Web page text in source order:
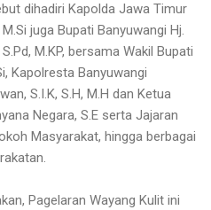
dihadiri Kapolda Jawa Timur
juga Bupati Banyuwangi Hj.
M.KP, bersama Wakil Bupati
Kapolresta Banyuwangi
S.I.K, S.H, M.H dan Ketua
Negara, S.E serta Jajaran
Masyarakat, hingga berbagai
Pagelaran Wayang Kulit ini